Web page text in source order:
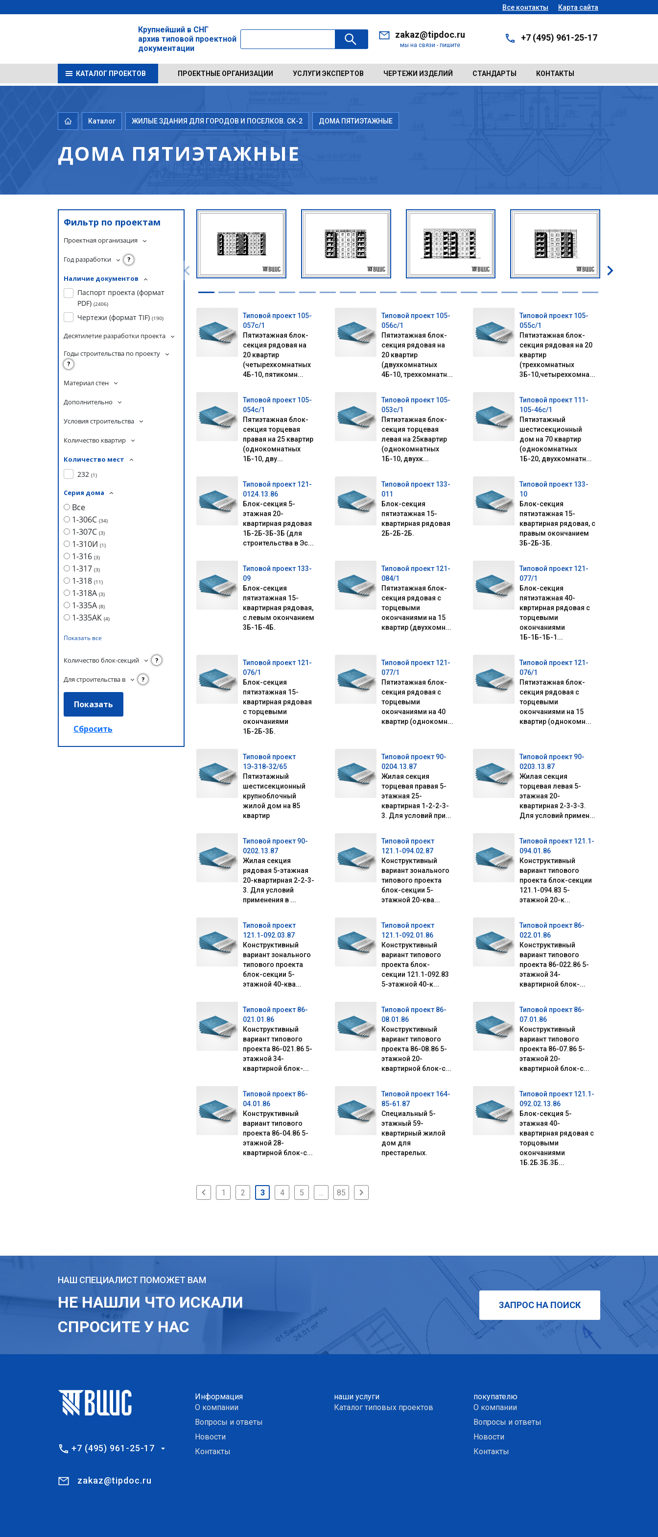
Все контакты Карта сайта
Крупнейший в СНГ
архив типовой проектной
документации
zakaz@tipdoc.ru
мы на связи - пишите
+7 (495) 961-25-17
КАТАЛОГ ПРОЕКТОВ ПРОЕКТНЫЕ ОРГАНИЗАЦИИ УСЛУГИ ЭКСПЕРТОВ ЧЕРТЕЖИ ИЗДЕЛИЙ СТАНДАРТЫ КОНТАКТЫ
Каталог ЖИЛЫЕ ЗДАНИЯ ДЛЯ ГОРОДОВ И ПОСЕЛКОВ. СК-2 ДОМА ПЯТИЭТАЖНЫЕ
ДОМА ПЯТИЭТАЖНЫЕ
Фильтр по проектам
Проектная организация
Год разработки ?
Наличие документов
Паспорт проекта (формат
PDF) (2406)
Чертежи (формат TIF) (190)
Десятилетие разработки проекта
Годы строительства по проекту
?
Материал стен
Дополнительно
Условия строительства
Количество квартир
Количество мест
232 (1)
Серия дома
Все
1-306С (34)
1-307С (3)
1-310И (1)
1-316 (3)
1-317 (3)
1-318 (11)
1-318А (3)
1-335А (8)
1-335АК (4)
Показать все
Количество блок-секций ?
Для строительства в ?
Типовой проект 105-
057с/1
Пятиэтажная блок-
секция рядовая на
20 квартир
(четырехкомнатных
4Б-10, пятикомн...
Типовой проект 105-
056с/1
Пятиэтажная блок-
секция рядовая на
20 квартир
(двухкомнатных
4Б-10, трехкомнатн...
Типовой проект 105-
055с/1
Пятиэтажная блок-
секция рядовая на 20
квартир
(трехкомнатных
3Б-10,четырехкомна...
Типовой проект 105-
054с/1
Пятиэтажная блок-
секция торцевая
правая на 25 квартир
(однокомнатных
1Б-10, дву...
Типовой проект 105-
053с/1
Пятиэтажная блок-
секция торцевая
левая на 25квартир
(однокомнатных
1Б-10, двухк...
Типовой проект 111-
105-46с/1
Пятиэтажный
шестисекционный
дом на 70 квартир
(однокомнатных
1Б-20, двухкомнатн...
Типовой проект 121-
0124.13.86
Блок-секция 5-
этажная 20-
квартирная рядовая
1Б-2Б-3Б-3Б (для
строительства в Эс...
Типовой проект 133-
011
Блок-секция
пятиэтажная 15-
квартирная рядовая
2Б-2Б-2Б.
Типовой проект 133-
10
Блок-секция
пятиэтажная 15-
квартирная рядовая, с
правым окончанием
3Б-2Б-3Б.
Типовой проект 133-
09
Блок-секция
пятиэтажная 15-
квартирная рядовая,
с левым окончанием
3Б-1Б-4Б.
Типовой проект 121-
084/1
Пятиэтажная блок-
секция рядовая с
торцевыми
окончаниями на 15
квартир (двухкомн...
Типовой проект 121-
077/1
Блок-секция
пятиэтажная 40-
квртирная рядовая с
торцевыми
окончаниями
1Б-1Б-1Б-1...
Типовой проект 121-
076/1
Блок-секция
пятиэтажная 15-
квартирная рядовая
с торцевыми
окончаниями
1Б-2Б-3Б.
Типовой проект 121-
077/1
Пятиэтажная блок-
секция рядовая с
торцевыми
окончаниями на 40
квартир (однокомн...
Типовой проект 121-
076/1
Пятиэтажная блок-
секция рядовая с
торцевыми
окончаниями на 15
квартир (однокомн...
Типовой проект
1Э-318-32/65
Пятиэтажный
шестисекционный
крупноблочный
жилой дом на 85
квартир
Типовой проект 90-
0204.13.87
Жилая секция
торцевая правая 5-
этажная 25-
квартирная 1-2-2-3-
3. Для условий при...
Типовой проект 90-
0203.13.87
Жилая секция
торцевая левая 5-
этажная 20-
квартирная 2-3-3-3.
Для условий примен...
Типовой проект 90-
0202.13.87
Жилая секция
рядовая 5-этажная
20-квартирная 2-2-3-
3. Для условий
применения в ...
Типовой проект
121.1-094.02.87
Конструктивный
вариант зонального
типового проекта
блок-секции 5-
этажной 20-ква...
Типовой проект 121.1-
094.01.86
Конструктивный
вариант типового
проекта блок-секции
121.1-094.83 5-
этажной 20-к...
Типовой проект
121.1-092.03.87
Конструктивный
вариант зонального
типового проекта
блок-секции 5-
этажной 40-ква...
Типовой проект
121.1-092.01.86
Конструктивный
вариант типового
проекта блок-
секции 121.1-092.83
5-этажной 40-к...
Типовой проект 86-
022.01.86
Конструктивный
вариант типового
проекта 86-022.86 5-
этажной 34-
квартирной блок-...
Типовой проект 86-
021.01.86
Конструктивный
вариант типового
проекта 86-021.86 5-
этажной 34-
квартирной блок-...
Типовой проект 86-
08.01.86
Конструктивный
вариант типового
проекта 86-08.86 5-
этажной 20-
квартирной блок-с...
Типовой проект 86-
07.01.86
Конструктивный
вариант типового
проекта 86-07.86 5-
этажной 20-
квартирной блок-с...
Типовой проект 86-
04.01.86
Конструктивный
вариант типового
проекта 86-04.86 5-
этажной 28-
квартирной блок-с...
Типовой проект 164-
85-61.87
Специальный 5-
этажный 59-
квартирный жилой
дом для
престарелых.
Типовой проект 121.1-
092.02.13.86
Блок-секция 5-
этажная 40-
квартирная рядовая с
торцовыми
окончаниями
1Б.2Б.3Б.3Б...
1 2 3 4 5 85
НАШ СПЕЦИАЛИСТ ПОМОЖЕТ ВАМ
НЕ НАШЛИ ЧТО ИСКАЛИ
СПРОСИТЕ У НАС
ЗАПРОС НА ПОИСК
+7 (495) 961-25-17
zakaz@tipdoc.ru
Информация
О компании
Вопросы и ответы
Новости
Контакты
наши услуги
Каталог типовых проектов
покупателю
О компании
Вопросы и ответы
Новости
Контакты